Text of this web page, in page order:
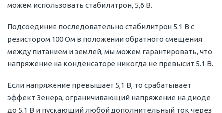
можем использовать стабилитрон, 5,6 В.
Подсоединив последовательно стабилитрон 5.1 В с
резистором 100 Ом в положении обратного смещения
между питанием и землей, мы можем гарантировать, что
напряжение на конденсаторе никогда не превысит 5.1 В.
Если напряжение превышает 5,1 В, то срабатывает
эффект Зенера, ограничивающий напряжение на диоде
до 5,1 В и пускающий любой дополнительный ток через